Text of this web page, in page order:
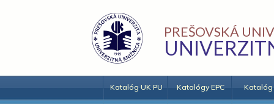
PREŠOVSKÁ
Katalóg UK PU Katalógy EPC Katalóg